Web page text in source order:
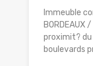
Immeuble
proximit? du
boulevards